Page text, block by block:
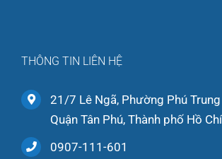
THÔNG TIN LIÊN HỆ
21/7 Lê Ngã, Phường Phú Trung
Quận Tân Phú, Thành phố Hồ
0907-111-601